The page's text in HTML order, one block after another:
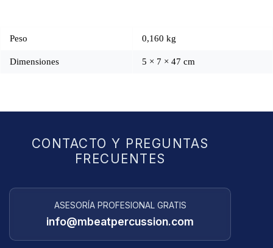
Peso 0,160 kg
Dimensiones 5 × 7 × 47 cm
CONTACTO Y PREGUNTAS
FRECUENTES
ASESORÍA PROFESIONAL GRATIS
info@mbeatpercussion.com